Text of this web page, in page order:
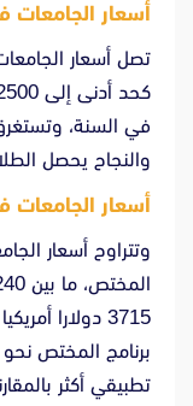
أسعار الجامعات
والنجاح يحصل
أسعار
3715 دولارا
تطبيقي أكثر